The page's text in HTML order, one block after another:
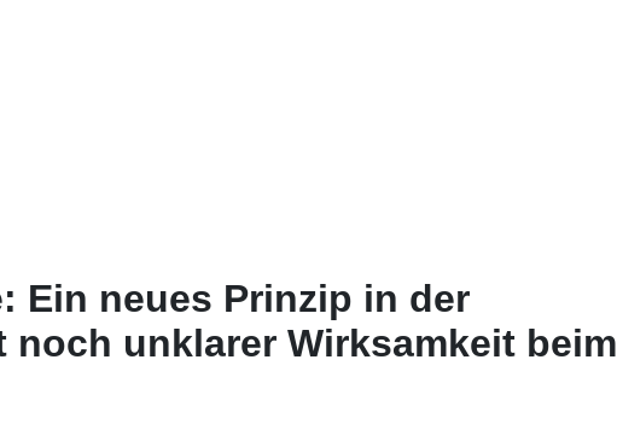
Ein neues Prinzip in der
noch unklarer Wirksamkeit beim